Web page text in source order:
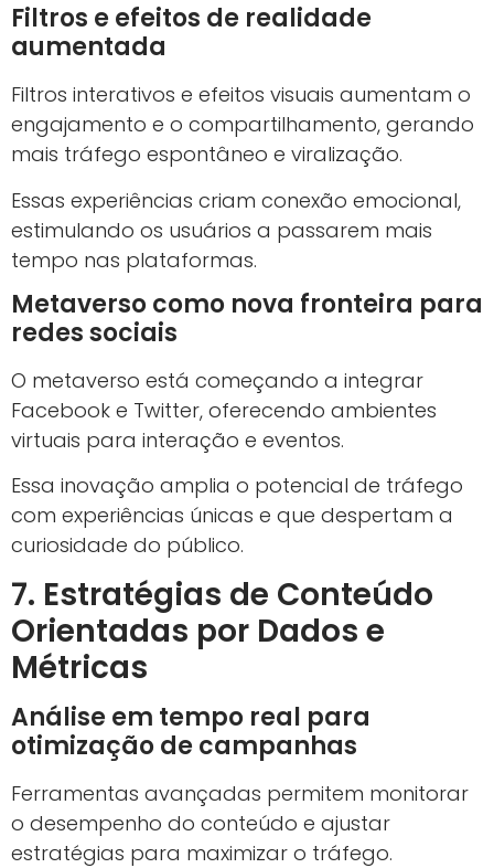
Filtros e efeitos de realidade
aumentada
Filtros interativos e efeitos visuais aumentam o
engajamento e o compartilhamento, gerando
mais tráfego espontâneo e viralização.
Essas experiências criam conexão emocional,
estimulando os usuários a passarem mais
tempo nas plataformas.
Metaverso como nova fronteira para
redes sociais
O metaverso está começando a integrar
Facebook e Twitter, oferecendo ambientes
virtuais para interação e eventos.
Essa inovação amplia o potencial de tráfego
com experiências únicas e que despertam a
curiosidade do público.
7. Estratégias de Conteúdo
Orientadas por Dados e
Métricas
Análise em tempo real para
otimização de campanhas
Ferramentas avançadas permitem monitorar
o desempenho do conteúdo e ajustar
estratégias para maximizar o tráfego.